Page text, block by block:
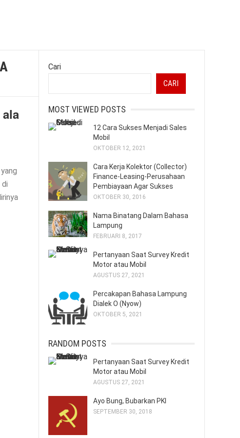
di
Cari
CARI
MOST VIEWED POSTS
12 Cara Sukses Menjadi Sales
Mobil
OKTOBER 12, 2021
Cara Kerja Kolektor (Collector)
Finance-Leasing-Perusahaan
Pembiayaan Agar Sukses
OKTOBER 30, 2016
Nama Binatang Dalam Bahasa
Lampung
FEBRUARI 8, 2017
Pertanyaan Saat Survey Kredit
Motor atau Mobil
AGUSTUS 27, 2021
Percakapan Bahasa Lampung
Dialek O (Nyow)
OKTOBER 5, 2021
RANDOM POSTS
Pertanyaan Saat Survey Kredit
Motor atau Mobil
AGUSTUS 27, 2021
Ayo Bung, Bubarkan PKI
SEPTEMBER 30, 2018